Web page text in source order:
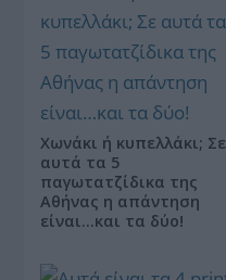
Χωνάκι ή κυπελλάκι; Σε
αυτά τα 5
παγωτατζίδικα της
Αθήνας η απάντηση
είναι…και τα δύο!